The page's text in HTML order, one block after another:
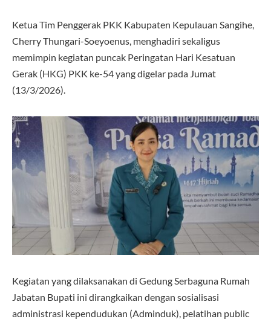
Ketua Tim Penggerak PKK Kabupaten Kepulauan Sangihe,
Cherry Thungari-Soeyoenus, menghadiri sekaligus
memimpin kegiatan puncak Peringatan Hari Kesatuan
Gerak (HKG) PKK ke-54 yang digelar pada Jumat
(13/3/2026).
Kegiatan yang dilaksanakan di Gedung Serbaguna Rumah
Jabatan Bupati ini dirangkaikan dengan sosialisasi
administrasi kependudukan (Adminduk), pelatihan public